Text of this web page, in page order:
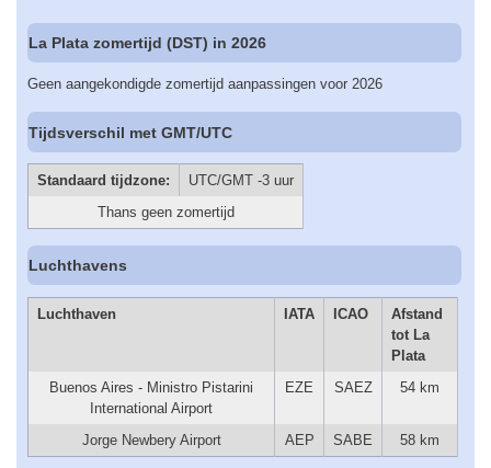
La Plata zomertijd (DST) in 2026
Geen aangekondigde zomertijd aanpassingen voor 2026
Tijdsverschil met GMT/UTC
Standaard tijdzone:
UTC/GMT -3 uur
Thans geen zomertijd
Luchthavens
Luchthaven IATA ICAO
Afstand
tot La
Plata
Buenos Aires - Ministro Pistarini
International Airport
EZE SAEZ 54 km
Jorge Newbery Airport AEP SABE 58 km